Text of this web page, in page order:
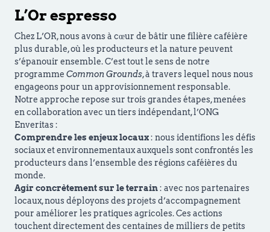
L’Or espresso
Chez L’OR, nous avons à cœur de bâtir une filière caféière
plus durable, où les producteurs et la nature peuvent
s’épanouir ensemble. C’est tout le sens de notre
programme Common Grounds, à travers lequel nous nous
engageons pour un approvisionnement responsable.
Notre approche repose sur trois grandes étapes, menées
en collaboration avec un tiers indépendant, l’ONG
Enveritas :
Comprendre les enjeux locaux: nous identifions les défis
sociaux et environnementaux auxquels sont confrontés les
producteurs dans l’ensemble des régions caféières du
monde.
Agir concrètement sur le terrain: avec nos partenaires
locaux, nous déployons des projets d’accompagnement
pour améliorer les pratiques agricoles. Ces actions
touchent directement des centaines de milliers de petits